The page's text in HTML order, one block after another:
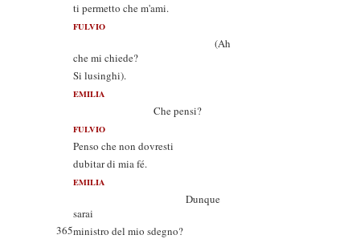
ti permetto che m'ami.
FULVIO
(Ah
che mi chiede?
Si lusinghi).
EMILIA
Che pensi?
FULVIO
Penso che non dovresti
dubitar di mia fé.
EMILIA
Dunque
sarai
365ministro del mio sdegno?